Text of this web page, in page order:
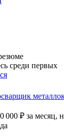
среди первых
000 ₽ за месяц,